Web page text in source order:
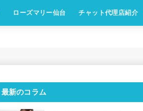
ローズマリー仙台 チャット代理店紹介
最新のコラム